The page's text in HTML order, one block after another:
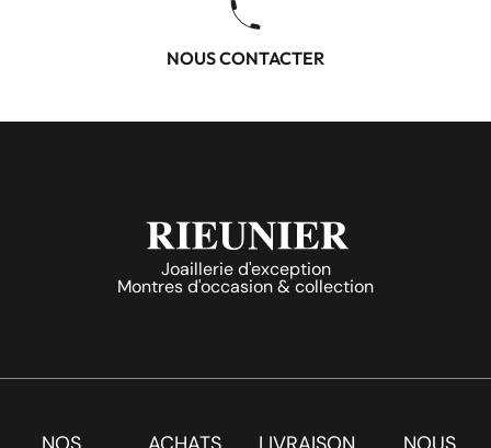
NOUS CONTACTER
Joaillerie d'exception
Montres d'occasion & collection